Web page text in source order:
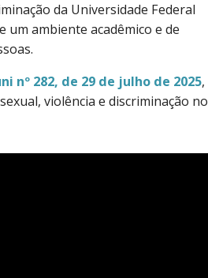
da Universidade Federal
um ambiente acadêmico e de
nº 282, de 29 de julho de 2025,
violência e discriminação no